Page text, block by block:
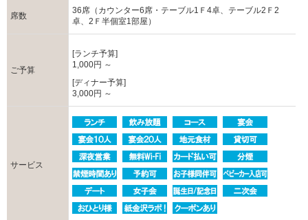
席数
36席（カウンター6席・テーブル1Ｆ4卓、テーブル2Ｆ2
卓、2Ｆ半個室1部屋）
ご予算
[ランチ予算]
1,000円 ～
[ディナー予算]
3,000円 ～
サービス